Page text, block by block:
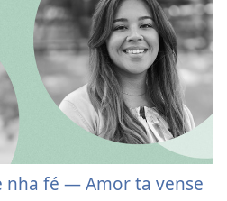
nha fé — Amor ta vense